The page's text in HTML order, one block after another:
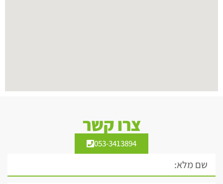
צרו קשר
053-3413894